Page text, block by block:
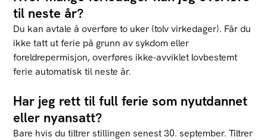
til neste år?
Du kan avtale å overføre to uker (tolv virkedager). Får du
ikke tatt ut ferie på grunn av sykdom eller
foreldrepermisjon, overføres ikke-avviklet lovbestemt
ferie automatisk til neste år.
Har jeg rett til full ferie som nyutdannet
eller nyansatt?
Bare hvis du tiltrer stillingen senest 30. september. Tiltrer